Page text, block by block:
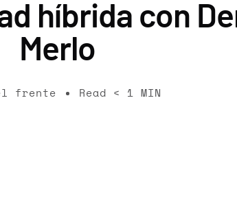
híbrida con
Merlo
el frente Read < 1 MIN